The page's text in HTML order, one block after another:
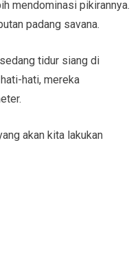
mendominasi pikirannya.
padang savana.
tidur siang di
hati, mereka
akan kita lakukan